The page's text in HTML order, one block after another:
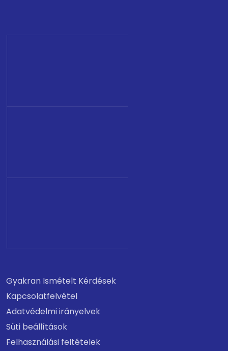
Gyakran Ismételt Kérdések
Kapcsolatfelvétel
Adatvédelmi irányelvek
Süti beállítások
Felhasználási feltételek